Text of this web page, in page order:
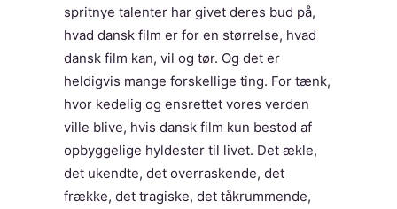
spritnye talenter har givet deres bud på,
hvad dansk film er for en størrelse, hvad
dansk film kan, vil og tør. Og det er
heldigvis mange forskellige ting. For tænk,
hvor kedelig og ensrettet vores verden
ville blive, hvis dansk film kun bestod af
opbyggelige hyldester til livet. Det ækle,
det ukendte, det overraskende, det
frække, det tragiske, det tåkrummende,